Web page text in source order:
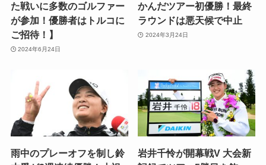
た戦いに多数のゴルファー
が参加！優勝者はトルコに
ご招待！】
2024年6月24日
かんだツアー初優勝！最終
ラウンドは悪天候で中止
2024年3月24日
雨中のプレーオフを制し鈴
岩井千怜が開幕戦V 大会新